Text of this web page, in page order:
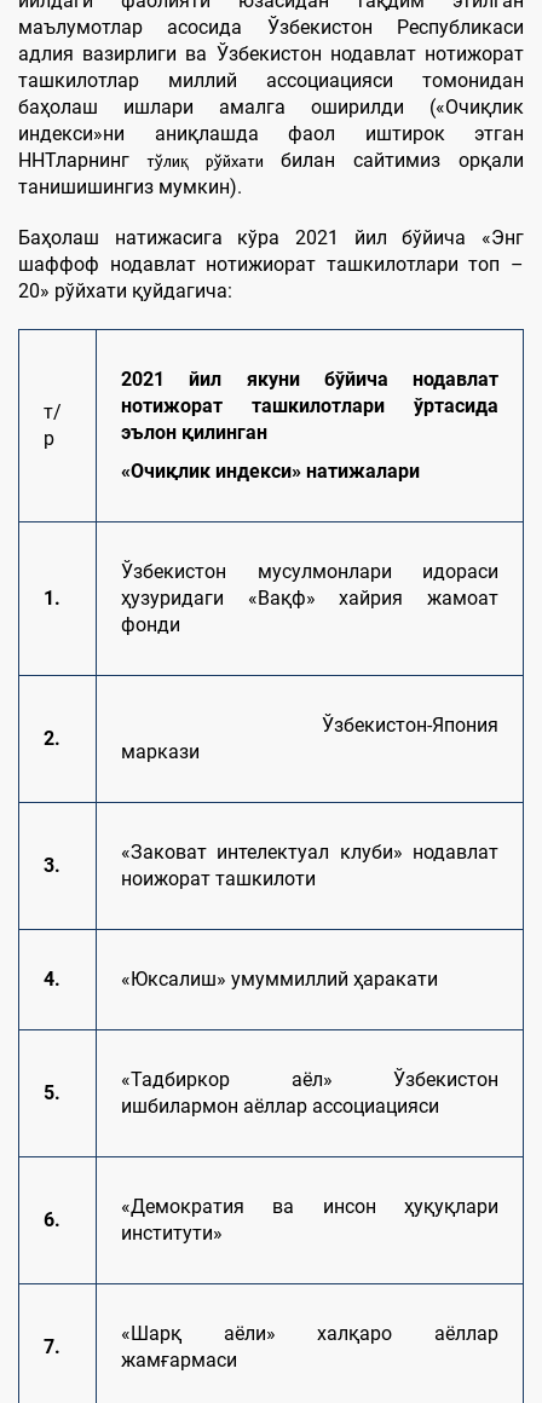
маълумотлар асосида Ўзбекистон Республикаси
адлия вазирлиги ва Ўзбекистон нодавлат нотижорат
ташкилотлар миллий ассоциацияси томонидан
баҳолаш ишлари амалга оширилди («Очиқлик
индекси»ни аниқлашда фаол иштирок этган
ННТларнинг
тўлиқ рўйхати
билан сайтимиз орқали
танишишингиз мумкин).
Баҳолаш натижасига кўра 2021 йил бўйича «Энг
шаффоф нодавлат нотижиорат ташкилотлари топ –
20» рўйхати қуйдагича:
т/
р
2021 йил якуни бўйича нодавлат
нотижорат ташкилотлари ўртасида
эълон қилинган
«Очиқлик индекси» натижалари
1.
Ўзбекистон мусулмонлари идораси
ҳузуридаги «Вақф» хайрия жамоат
фонди
2.
Ўзбекистон-Япония
маркази
3.
«Заковат интелектуал клуби» нодавлат
ноижорат ташкилоти
4. «Юксалиш» умуммиллий ҳаракати
5.
«Тадбиркор аёл» Ўзбекистон
ишбилармон аёллар ассоциацияси
6.
«Демократия ва инсон ҳуқуқлари
институти»
7.
«Шарқ аёли» халқаро аёллар
жамғармаси